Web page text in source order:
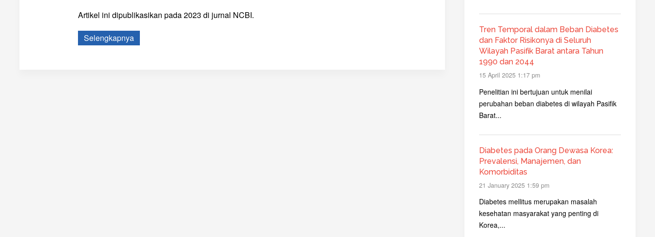
Artikel ini dipublikasikan pada 2023 di jurnal NCBI.
Selengkapnya
Tren Temporal dalam Beban Diabetes
dan Faktor Risikonya di Seluruh
Wilayah Pasifik Barat antara Tahun
1990 dan 2044
15 April 2025 1:17 pm
Penelitian ini bertujuan untuk menilai
perubahan beban diabetes di wilayah Pasifik
Barat...
Diabetes pada Orang Dewasa Korea:
Prevalensi, Manajemen, dan
Komorbiditas
21 January 2025 1:59 pm
Diabetes mellitus merupakan masalah
kesehatan masyarakat yang penting di
Korea,...